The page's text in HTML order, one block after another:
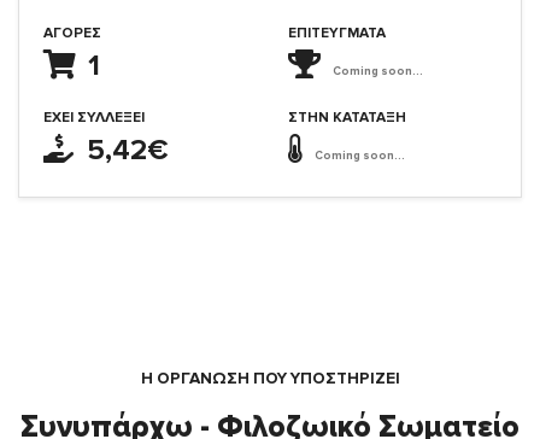
ΑΓΟΡΈΣ
1
ΈΧΕΙ ΣΥΛΛΈΞΕΙ
5,42€
ΕΠΙΤΕΎΓΜΑΤΑ
Coming soon...
ΣΤΗΝ ΚΑΤΆΤΑΞΗ
Coming soon...
Η ΟΡΓΆΝΩΣΗ ΠΟΥ ΥΠΟΣΤΗΡΙΖΕΙ
Συνυπάρχω - Φιλοζωικό Σωματείο